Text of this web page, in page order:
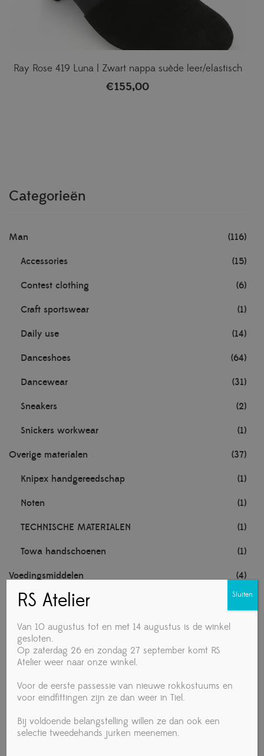
Ray Rose 419 Luna | Zwart nappa suède leer/elastisch
€155,00
Categorieën
Man (116)
Accessories (15)
Contest clothing (6)
Craft sportswear (1)
Daily use (14)
Danceshoes (64)
Dancewear (31)
Sneakers (2)
Snickers workwear (1)
Overige materialen (37)
Knipex handgereedschap (1)
Noten (1)
TECHNISCHE MATERIALEN (1)
Towa handschoenen (1)
Voedingsmiddelen (4)
Vrouw (280)
Accessories
Ballet
Danceshoes
Dancewear
RS Atelier
Van 10 augustus tot en met 14 augustus is de winkel
gesloten.
Op zaterdag 26 en zondag 27 september komt RS
Atelier weer naar onze winkel.
Voor de eerste passessie van nieuwe rokkostuums en
voor eindfittingen zijn ze dan weer in Tiel.
Bij voldoende belangstelling willen ze dan ook een
selectie tweedehands jurken meenemen.
Sluiten